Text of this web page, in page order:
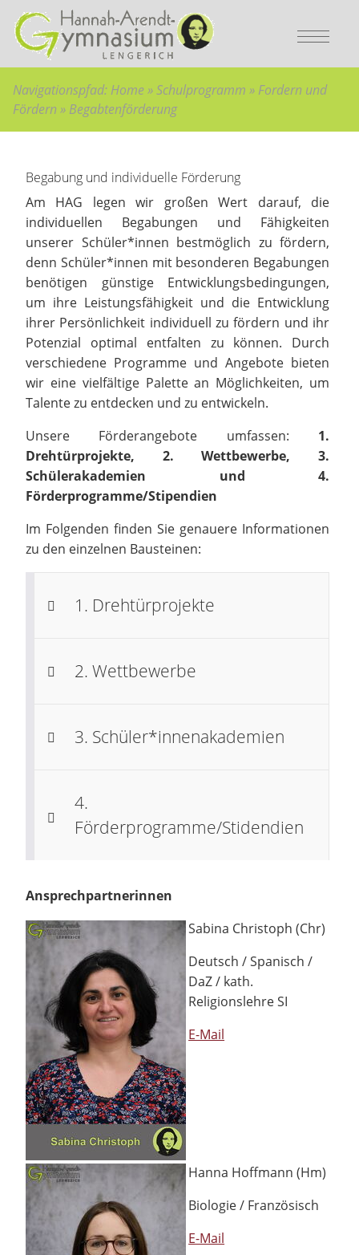
Bitte wählen Sie:
zur Hauptnavigation
Hauptnavigation überspringen
zum Hauptinhalt
zum Inhaltsverzeichnis
Sie sind hier:
Home »
Schulprogramm»
Fordern und Fördern»
Begabtenförderung
Navigationspfad: Home»Schulprogramm » Fordern und
Fördern » Begabtenförderung
Begabung und individuelle Förderung
Am HAG legen wir großen Wert darauf, die
individuellen Begabungen und Fähigkeiten
unserer Schüler*innen bestmöglich zu fördern,
denn Schüler*innen mit besonderen Begabungen
benötigen günstige Entwicklungsbedingungen,
um ihre Leistungsfähigkeit und die Entwicklung
ihrer Persönlichkeit individuell zu fördern und ihr
Potenzial optimal entfalten zu können. Durch
verschiedene Programme und Angebote bieten
wir eine vielfältige Palette an Möglichkeiten, um
Talente zu entdecken und zu entwickeln.
Unsere Förderangebote umfassen: 1.
Drehtürprojekte, 2. Wettbewerbe, 3.
Schülerakademien und 4.
Förderprogramme/Stipendien
Im Folgenden finden Sie genauere Informationen
zu den einzelnen Bausteinen:
1. Drehtürprojekte
2. Wettbewerbe
3. Schüler*innenakademien
4.
Förderprogramme/Stidendien
Ansprechpartnerinnen
Sabina Christoph (Chr)
Deutsch / Spanisch /
DaZ / kath.
Religionslehre SI
E-Mail
Hanna Hoffmann (Hm)
Biologie / Französisch
E-Mail